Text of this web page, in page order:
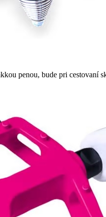
penou, bude pri cestovaní